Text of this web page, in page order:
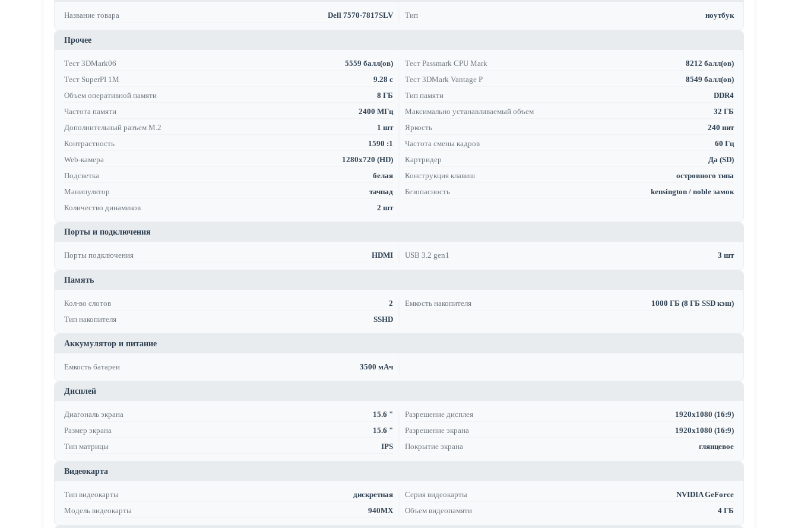
Название товара Dell 7570-7817SLV Тип ноутбук
Прочее
Тест 3DMark06 5559 балл(ов) Тест Passmark CPU Mark
8212 балл(ов)
Тест SuperPI 1M
9.28 с Тест 3DMark Vantage P
8549 балл(ов)
Объем оперативной памяти
8 ГБ Тип памяти
DDR4
Частота памяти
2400 МГц Максимально устанавливаемый объем
32 ГБ
Дополнительный разъем M.2
1 шт Яркость
240 нит
Контрастность
1590 :1 Частота смены кадров
60 Гц
Web-камера
1280x720 (HD) Картридер
Да (SD)
Подсветка
белая Конструкция клавиш
островного типа
Манипулятор
тачпад Безопасность
kensington / noble замок
Количество динамиков
2 шт
Порты и подключения
Порты подключения HDMI USB 3.2 gen1 3 шт
Память
Кол-во слотов 2 Емкость накопителя
1000 ГБ (8 ГБ SSD кэш)
Тип накопителя
SSHD
Аккумулятор и питание
Емкость батареи 3500 мАч
Дисплей
Диагональ экрана 15.6 " Разрешение дисплея
1920x1080 (16:9)
Размер экрана
15.6 " Разрешение экрана
1920x1080 (16:9)
Тип матрицы
IPS Покрытие экрана глянцевое
Видеокарта
Тип видеокарты дискретная Серия видеокарты
NVIDIA GeForce
Модель видеокарты
940MX Объем видеопамяти 4 ГБ